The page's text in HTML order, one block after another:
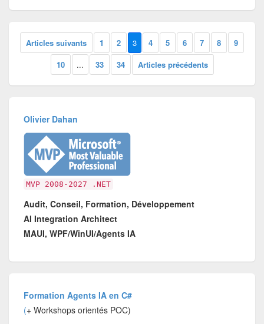
Articles suivants 1 2 3 4 5 6 7 8
9
10
... 33 34 Articles précédents
Olivier Dahan
MVP 2008-2027 .NET
Audit, Conseil, Formation, Développement
AI Integration Architect
MAUI, WPF/WinUI/Agents IA
Formation Agents IA en C#
(+ Workshops orientés POC)